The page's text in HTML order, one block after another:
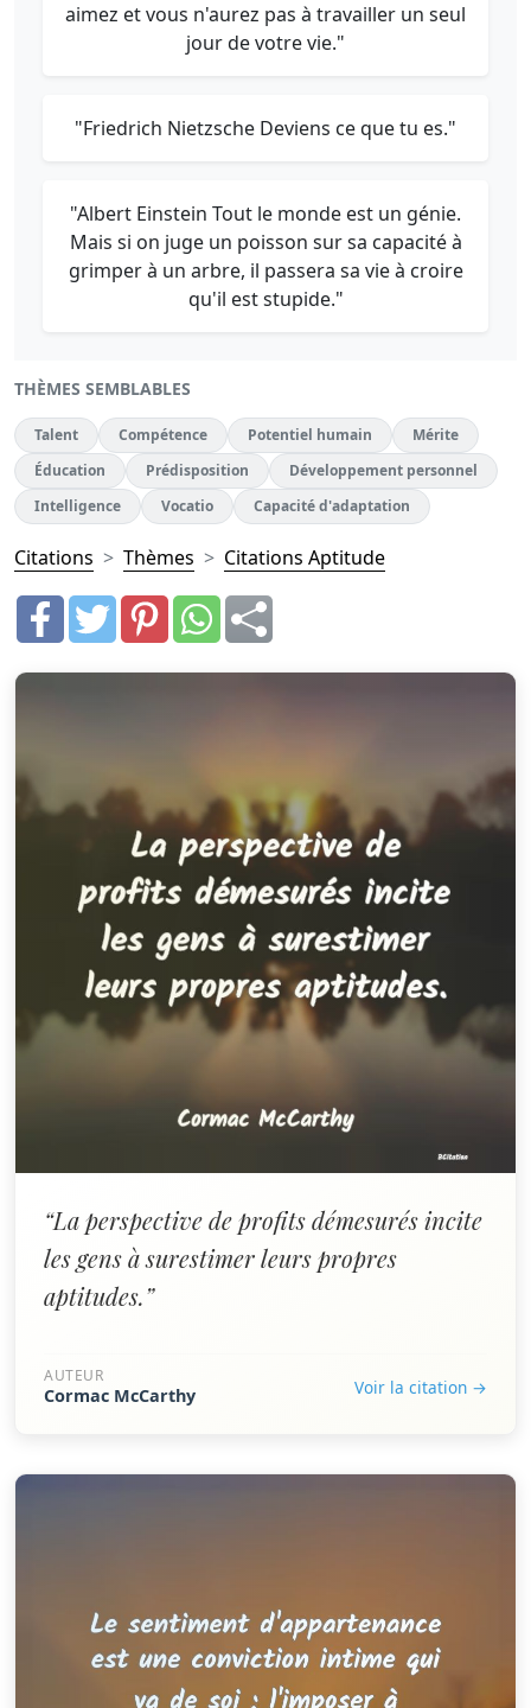
aimez et vous n'aurez pas à travailler un seul
jour de votre vie."
"Friedrich Nietzsche Deviens ce que tu es."
"Albert Einstein Tout le monde est un génie.
Mais si on juge un poisson sur sa capacité à
grimper à un arbre, il passera sa vie à croire
qu'il est stupide."
THÈMES SEMBLABLES
Talent Compétence Potentiel humain
Mérite
Éducation
Prédisposition
Développement personnel
Intelligence
Vocatio Capacité d'adaptation
Citations Thèmes Citations Aptitude
“La perspective de profits démesurés incite
les gens à surestimer leurs propres
aptitudes.”
AUTEUR
Cormac McCarthy Voir la citation →